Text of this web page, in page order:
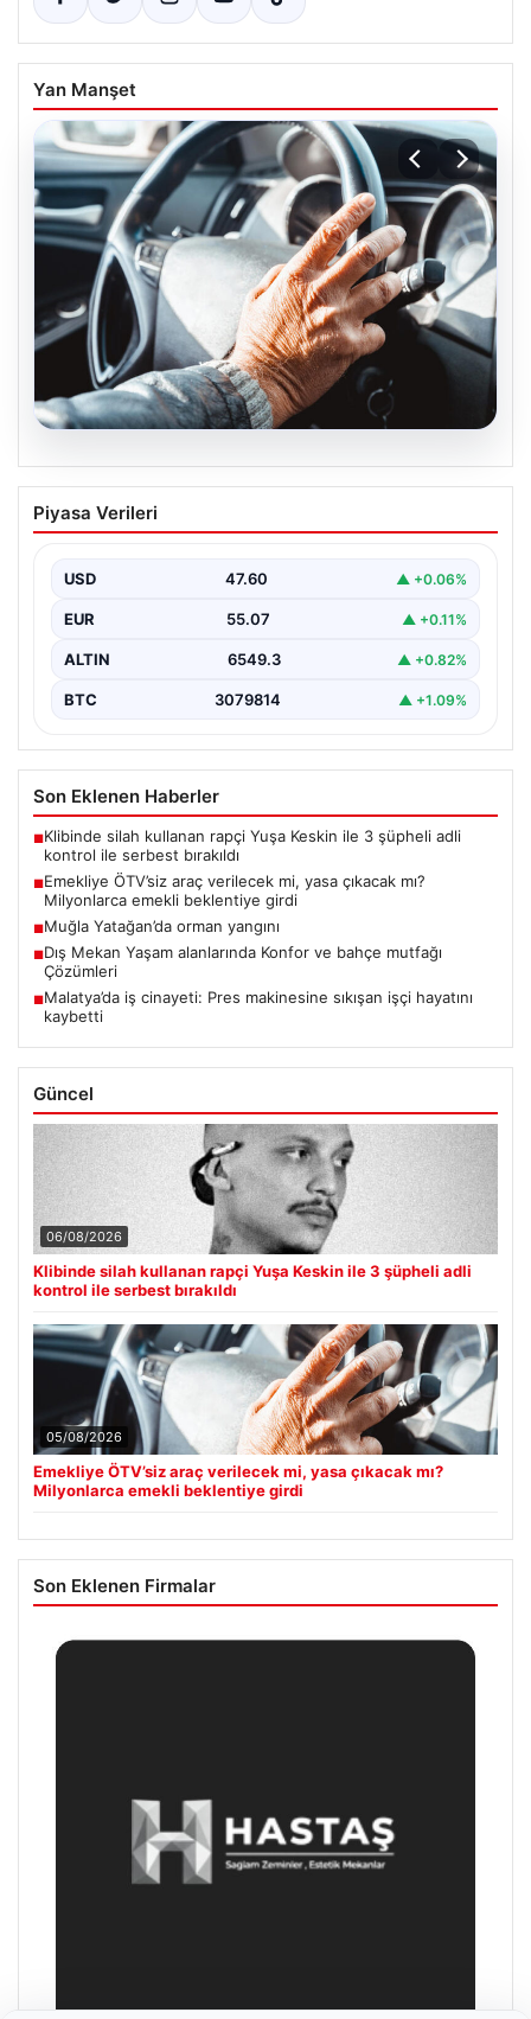
Yan Manşet
05.08.2026
Emekliye ÖTV’siz araç verilecek mi,
yasa çıkacak mı? Milyonlarca emekli
Piyasa Verileri
USD 47.60 ▲ +0.06%
EUR 55.07 ▲ +0.11%
ALTIN 6549.3 ▲ +0.82%
BTC 3079814 ▲ +1.09%
Son Eklenen Haberler
■Klibinde silah kullanan rapçi Yuşa Keskin ile 3 şüpheli adli
kontrol ile serbest bırakıldı
■Emekliye ÖTV’siz araç verilecek mi, yasa çıkacak mı?
Milyonlarca emekli beklentiye girdi
■Muğla Yatağan’da orman yangını
■Dış Mekan Yaşam alanlarında Konfor ve bahçe mutfağı
Çözümleri
■Malatya’da iş cinayeti: Pres makinesine sıkışan işçi hayatını
kaybetti
Güncel
06/08/2026
Klibinde silah kullanan rapçi Yuşa Keskin ile 3 şüpheli adli
kontrol ile serbest bırakıldı
05/08/2026
Emekliye ÖTV’siz araç verilecek mi, yasa çıkacak mı?
Milyonlarca emekli beklentiye girdi
Son Eklenen Firmalar